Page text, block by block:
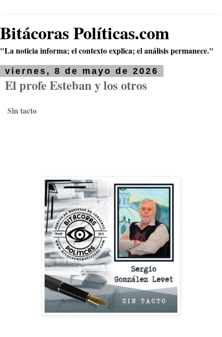
Bitácoras Políticas.com
"La noticia informa; el contexto explica; el análisis permanece."
viernes, 8 de mayo de 2026
El profe Esteban y los otros
Sin tacto